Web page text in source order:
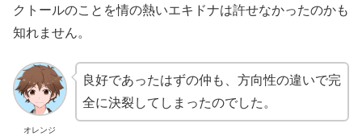
クトールのことを情の熱いエキドナは許せなかったのかも
知れません。
オレンジ
良好であったはずの仲も、方向性の違いで完
全に決裂してしまったのでした。